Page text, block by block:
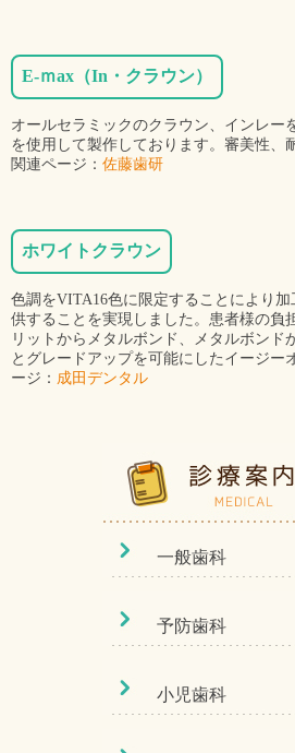
E-ｍax（In・クラウン）
オールセラミックのクラウン、インレー
を使用して製作しております。審美性、
関連ページ： 佐藤歯研
ホワイトクラウン
色調をVITA16色に限定することにより
供することを実現しました。患者様の負
リットからメタルボンド、メタルボンド
とグレードアップを可能にしたイージー
ージ： 成田デンタル
一般歯科
予防歯科
小児歯科